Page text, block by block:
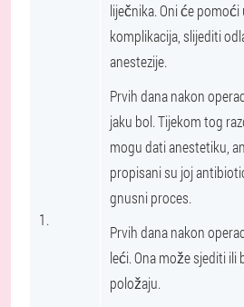
1.
liječnika. Oni će pomoći
komplikacija, slijediti
anestezije.
Prvih dana nakon
jaku bol. Tijekom tog
mogu dati anestetiku,
propisani su joj
gnusni proces.
Prvih dana nakon
leći. Ona može sjediti ili
položaju.